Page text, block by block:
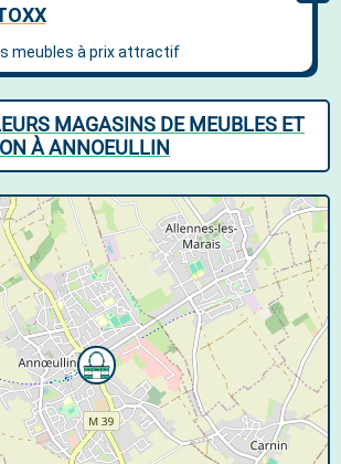
MAGASINS DE MEUBLES ET
À ANNOEULLIN